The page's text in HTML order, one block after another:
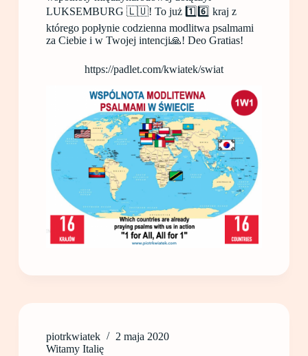
LUKSEMBURG 🇱🇺! To już 1️⃣6️⃣ kraj z
którego popłynie codzienna modlitwa psalmami
za Ciebie i w Twojej intencji🙏! Deo Gratias!
https://padlet.com/kwiatek/swiat
piotrkwiatek
2 maja 2020
Witamy Italię